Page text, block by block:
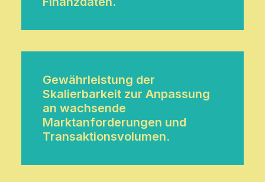
Gewährleistung der
Skalierbarkeit zur Anpassung
an wachsende
Marktanforderungen und
Transaktionsvolumen.